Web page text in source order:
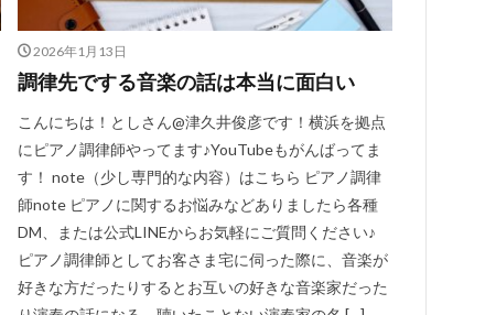
2026年1月13日
調律先でする音楽の話は本当に面白い
こんにちは！としさん@津久井俊彦です！横浜を拠点
にピアノ調律師やってます♪YouTubeもがんばってま
す！ note（少し専門的な内容）はこちら ピアノ調律
師note ピアノに関するお悩みなどありましたら各種
DM、または公式LINEからお気軽にご質問ください♪
ピアノ調律師としてお客さま宅に伺った際に、音楽が
好きな方だったりするとお互いの好きな音楽家だった